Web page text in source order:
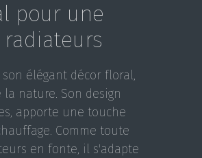
pour une
élégant décor floral,
nature. Son design
apporte une touche
Comme toute
en fonte, il s'adapte